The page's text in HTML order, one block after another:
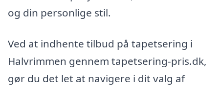
og din personlige stil.
Ved at indhente tilbud på tapetsering i
Halvrimmen gennem tapetsering-pris.dk,
gør du det let at navigere i dit valg af